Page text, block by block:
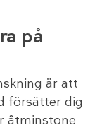
på
är att
försätter dig
åtminstone